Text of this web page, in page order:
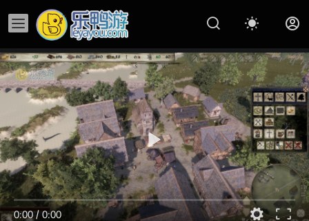
0:00/ 0:00